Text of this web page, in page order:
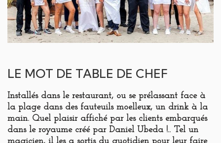
LE MOT DE TABLE DE CHEF
Installés dans le restaurant, ou se prélassant face à
la plage dans des fauteuils moelleux, un drink à la
main. Quel plaisir affiché par les clients embarqués
dans le royaume créé par Daniel Ubeda !.. Tel un
magicien, il les a sortis du quotidien pour leur faire